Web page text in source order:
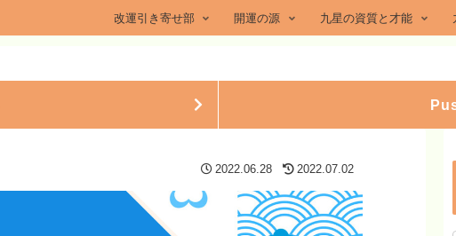
改運引き寄せ部 開運の源 九星の資質と才能
2022.06.28 2022.07.02